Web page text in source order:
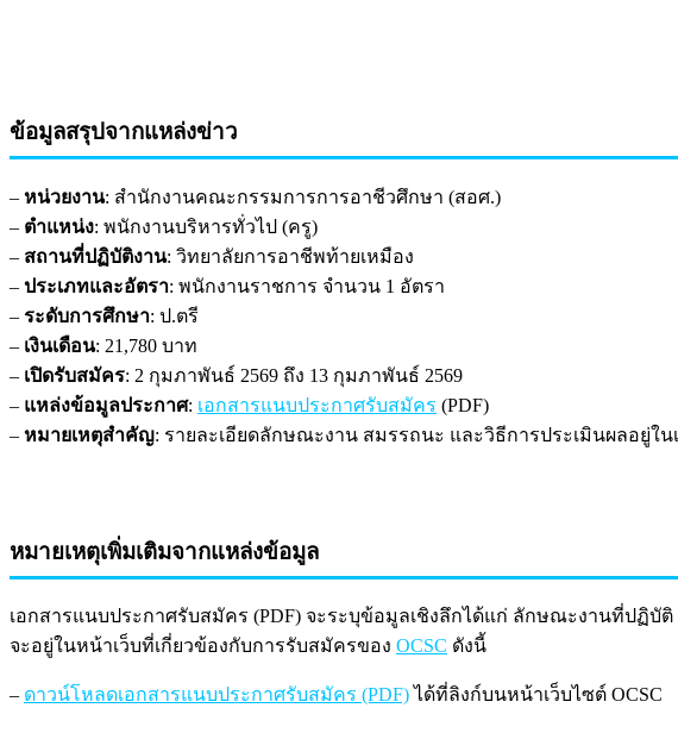
ข้อมูลสรุปจากแหล่งข่าว
– หน่วยงาน: สำนักงานคณะกรรมการการอาชีวศึกษา (สอศ.)
– ตำแหน่ง: พนักงานบริหารทั่วไป (ครู)
– สถานที่ปฏิบัติงาน: วิทยาลัยการอาชีพท้ายเหมือง
– ประเภทและอัตรา: พนักงานราชการ จำนวน 1 อัตรา
– ระดับการศึกษา: ป.ตรี
– เงินเดือน: 21,780 บาท
– เปิดรับสมัคร: 2 กุมภาพันธ์ 2569 ถึง 13 กุมภาพันธ์ 2569
– แหล่งข้อมูลประกาศ: เอกสารแนบประกาศรับสมัคร (PDF)
– หมายเหตุสำคัญ: รายละเอียดลักษณะงาน สมรรถนะ และวิธีการประเมินผลอยู่ใ
หมายเหตุเพิ่มเติมจากแหล่งข้อมูล
เอกสารแนบประกาศรับสมัคร (PDF) จะระบุข้อมูลเชิงลึกได้แก่ ลักษณะงานที่ปฏิ
จะอยู่ในหน้าเว็บที่เกี่ยวข้องกับการรับสมัครของ OCSC ดังนี้
– ดาวน์โหลดเอกสารแนบประกาศรับสมัคร (PDF)ได้ที่ลิงก์บนหน้าเว็บไซต์ OCSC